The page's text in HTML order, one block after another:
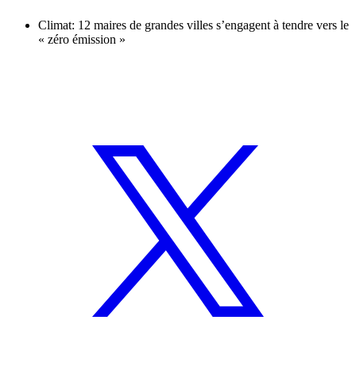
Climat: 12 maires de grandes villes s’engagent à tendre vers le
« zéro émission »